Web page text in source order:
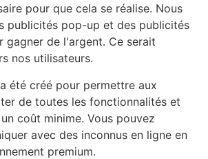
pour que cela se réalise. Nous
publicités pop-up et des publicités
gagner de l'argent. Ce serait
nos utilisateurs.
été créé pour permettre aux
de toutes les fonctionnalités et
coût minime. Vous pouvez
avec des inconnus en ligne en
premium.